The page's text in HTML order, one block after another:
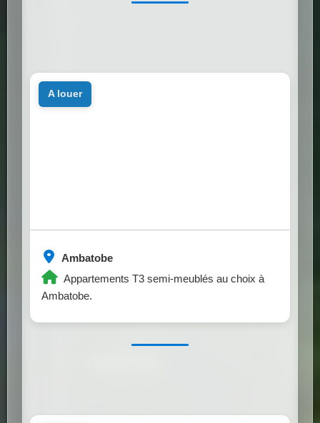
Ambatobe
Appartements T3 semi-meublés au choix à
Ambatobe.
a louer